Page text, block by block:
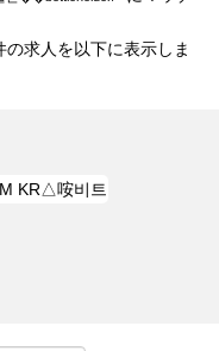
求人を以下に表示しま